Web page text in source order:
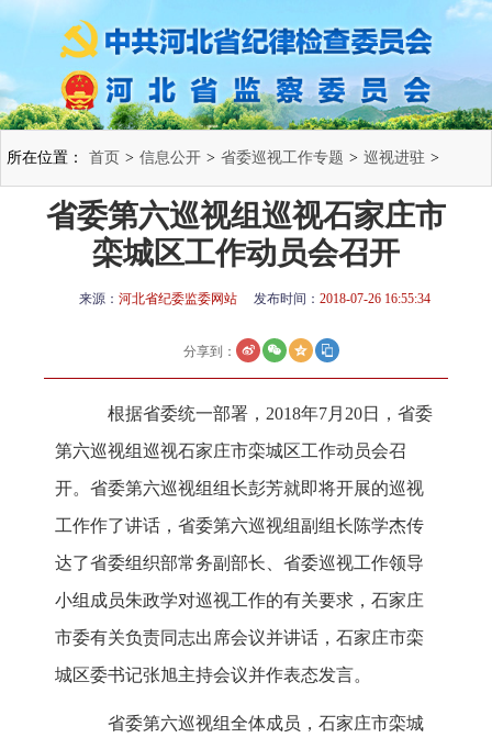
所在位置： 首页 > 信息公开 > 省委巡视工作专题 > 巡视进驻 >
省委第六巡视组巡视石家庄市
栾城区工作动员会召开
来源： 河北省纪委监委网站 发布时间： 2018-07-26 16:55:34
分享到：
根据省委统一部署，2018年7月20日，省委
第六巡视组巡视石家庄市栾城区工作动员会召
开。省委第六巡视组组长彭芳就即将开展的巡视
工作作了讲话，省委第六巡视组副组长陈学杰传
达了省委组织部常务副部长、省委巡视工作领导
小组成员朱政学对巡视工作的有关要求，石家庄
市委有关负责同志出席会议并讲话，石家庄市栾
城区委书记张旭主持会议并作表态发言。
省委第六巡视组全体成员，石家庄市栾城